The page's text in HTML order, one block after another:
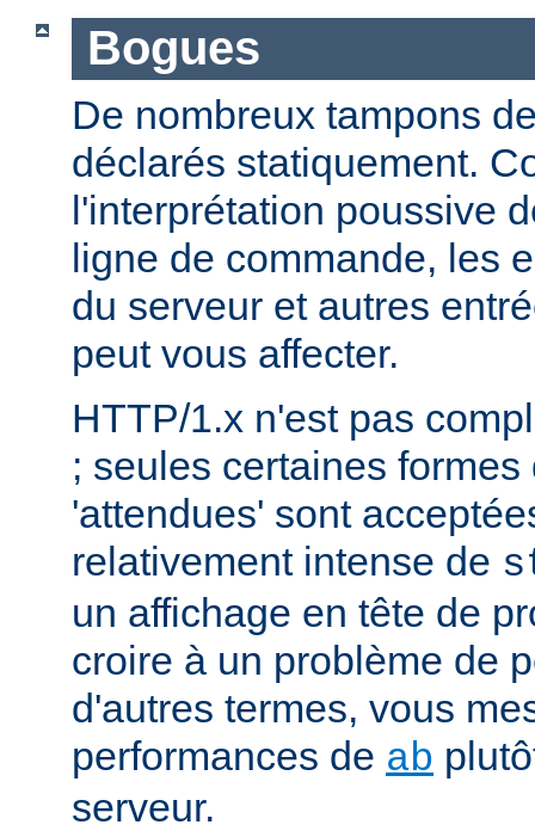
Bogues
De nombreux tampons
déclarés statiquement.
l'interprétation poussive
ligne de commande, les
du serveur et autres
peut vous affecter.
HTTP/1.x n'est pas
; seules certaines
'attendues' sont
relativement intense de
un affichage en tête de
croire à un problème de
d'autres termes, vous
performances de ab
serveur.